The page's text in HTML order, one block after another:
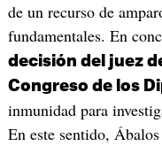
de un recurso de
fundamentales. En
decisión del juez
Congreso de los
inmunidad para
En este sentido,